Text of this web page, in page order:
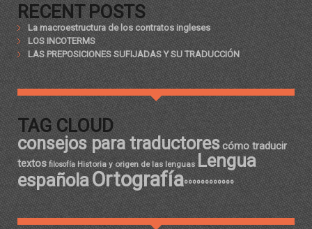
RECENT POSTS
La macroestructura de los contratos ingleses
LOS INCOTERMS
LAS PREPOSICIONES SUFIJADAS Y SU TRADUCCIÓN
TAG CLOUD
consejos para traductorescómo traducir
textos filosofía Historia y origen de las lenguas Lengua
españolaOrtografíaºººººººººººº